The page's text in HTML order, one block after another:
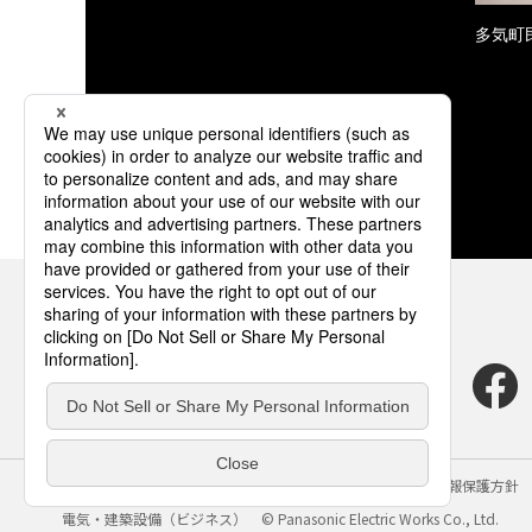
多気町
サイトのご利用にあたって クッキーポリシー
個人情報保護方針
電気・建築設備（ビジネス）
© Panasonic Electric Works Co., Ltd.